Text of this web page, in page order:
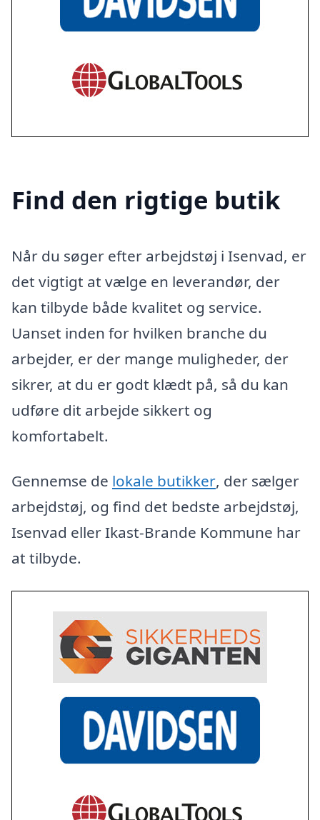
Find den rigtige butik
Når du søger efter arbejdstøj i Isenvad, er
det vigtigt at vælge en leverandør, der
kan tilbyde både kvalitet og service.
Uanset inden for hvilken branche du
arbejder, er der mange muligheder, der
sikrer, at du er godt klædt på, så du kan
udføre dit arbejde sikkert og
komfortabelt.
Gennemse de lokale butikker, der sælger
arbejdstøj, og find det bedste arbejdstøj,
Isenvad eller Ikast-Brande Kommune har
at tilbyde.